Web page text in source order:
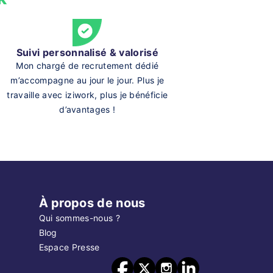
Suivi personnalisé & valorisé
Mon chargé de recrutement dédié
m’accompagne au jour le jour. Plus je
travaille avec iziwork, plus je bénéficie
d’avantages !
À propos de nous
Qui sommes-nous ?
Blog
Espace Presse